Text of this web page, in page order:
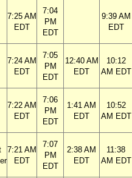
7:25 AM
EDT
7:04
PM
EDT
9:39 AM
EDT
7:24 AM
EDT
7:05
PM
EDT
12:40 AM
EDT
10:12
AM EDT
7:22 AM
EDT
7:06
PM
EDT
1:41 AM
EDT
10:52
AM EDT
7:21 AM
EDT
7:07
PM
EDT
2:38 AM
EDT
11:38
AM EDT